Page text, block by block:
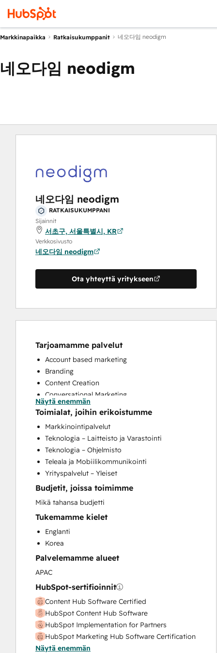
Markkinapaikka Ratkaisukumppanit 네오다임 neodigm
네오다임 neodigm
네오다임 neodigm
RATKAISUKUMPPANI
Sijainnit
서초구, 서울특별시, KR
Verkkosivusto
네오다임 neodigm
Ota yhteyttä yritykseen
Tarjoamamme palvelut
Account based marketing
Branding
Content Creation
Conversational Marketing
Custom API Integrations
Customer Marketing
Customer Success Training
Customer Support Training
Email Marketing
Full Inbound Marketing Services
HubSpot Onboarding
Knowledge Base Development
Paid Advertising
Sales Coaching and Training
Search Engine Optimization
Social Media
Video Production
Website Design
Website Migration
Näytä enemmän
Toimialat, joihin erikoistumme
Markkinointipalvelut
Teknologia – Laitteisto ja Varastointi
Teknologia – Ohjelmisto
Teleala ja Mobiilikommunikointi
Yrityspalvelut – Yleiset
Budjetit, joissa toimimme
Mikä tahansa budjetti
Tukemamme kielet
Englanti
Korea
Palvelemamme alueet
APAC
HubSpot-sertifioinnit
Content Hub Software Certified
HubSpot Content Hub Software
HubSpot Implementation for Partners
HubSpot Marketing Hub Software Certification
HubSpot Sales Hub Software Certification
Näytä enemmän